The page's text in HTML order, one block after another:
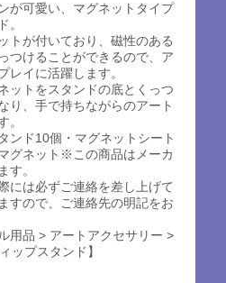
が可愛い、マグネットタイプ
。
トが付いており、磁性のある
つけることができるので、ア
レイに活躍します。
ットをスタンドの底とくっつ
り、手で持ちながらのアート
。
ンド10個・マグネットシート
グネット※この商品はメーカ
す。
には必ずご連絡を差し上げて
すので、ご連絡先の明記をお
用品 > アートアクセサリー >
ップスタンド】